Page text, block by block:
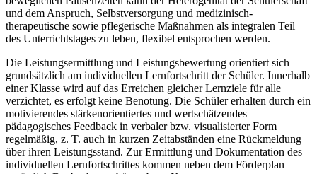
und dem Anspruch, Selbstversorgung und medizinisch-
therapeutische sowie pflegerische Maßnahmen als integralen Teil
des Unterrichtstages zu leben, flexibel entsprochen werden.
Die Leistungsermittlung und Leistungsbewertung orientiert sich
grundsätzlich am individuellen Lernfortschritt der Schüler. Innerhalb
einer Klasse wird auf das Erreichen gleicher Lernziele für alle
verzichtet, es erfolgt keine Benotung. Die Schüler erhalten durch ein
motivierendes stärkenorientiertes und wertschätzendes
pädagogisches Feedback in verbaler bzw. visualisierter Form
regelmäßig, z. T. auch in kurzen Zeitabständen eine Rückmeldung
über ihren Leistungsstand. Zur Ermittlung und Dokumentation des
individuellen Lernfortschrittes kommen neben dem Förderplan